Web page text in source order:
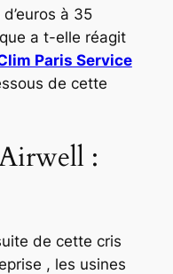
à 35
a t-elle réagit
Paris Service
de cette
:
de cette cris
, les usines